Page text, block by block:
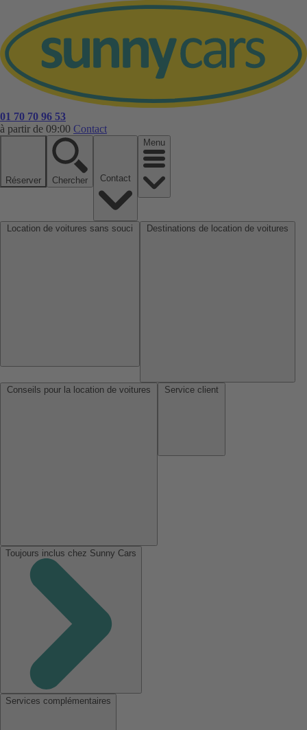
01 70 70 96 53
à partir de 09:00 Contact
Réserver Chercher
Menu
Toujours inclus chez Sunny Cars
Services complémentaires